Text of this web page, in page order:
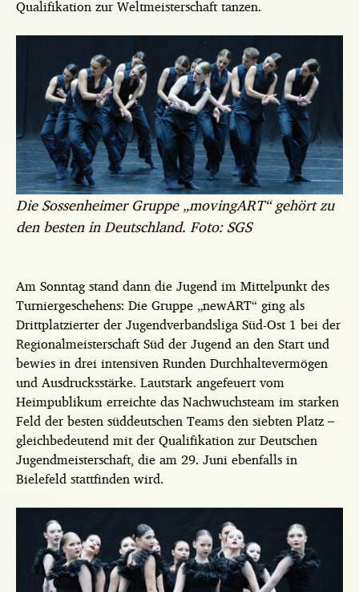
Qualifikation zur Weltmeisterschaft tanzen.
Die Sossenheimer Gruppe „movingART“ gehört zu
den besten in Deutschland. Foto: SGS
Am Sonntag stand dann die Jugend im Mittelpunkt des
Turniergeschehens: Die Gruppe „newART“ ging als
Drittplatzierter der Jugendverbandsliga Süd-Ost 1 bei der
Regionalmeisterschaft Süd der Jugend an den Start und
bewies in drei intensiven Runden Durchhaltevermögen
und Ausdrucksstärke. Lautstark angefeuert vom
Heimpublikum erreichte das Nachwuchsteam im starken
Feld der besten süddeutschen Teams den siebten Platz –
gleichbedeutend mit der Qualifikation zur Deutschen
Jugendmeisterschaft, die am 29. Juni ebenfalls in
Bielefeld stattfinden wird.